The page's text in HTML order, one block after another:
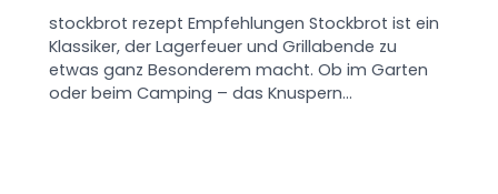
stockbrot rezept Empfehlungen Stockbrot ist ein
Klassiker, der Lagerfeuer und Grillabende zu
etwas ganz Besonderem macht. Ob im Garten
oder beim Camping – das Knuspern…